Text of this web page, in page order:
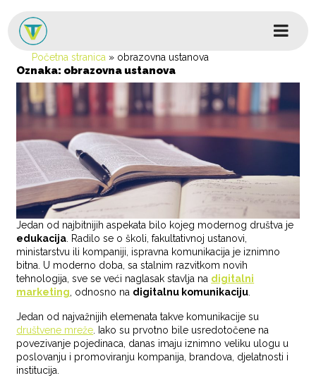
Glavni izbornik
Početna stranica » obrazovna ustanova
Oznaka: obrazovna ustanova
Jedan od najbitnijih aspekata bilo kojeg modernog društva je
edukacija . Radilo se o školi, fakultativnoj ustanovi,
ministarstvu ili kompaniji, ispravna komunikacija je iznimno
bitna. U moderno doba, sa stalnim razvitkom novih
tehnologija, sve se veći naglasak stavlja na digitalni
marketing , odnosno na digitalnu komunikaciju
Jedan od najvažnijih elemenata takve komunikacije su
društvene mreže . Iako su prvotno bile usredotočene na
povezivanje pojedinaca, danas imaju iznimno veliku ulogu u
poslovanju i promoviranju kompanija, brandova, djelatnosti i
institucija.